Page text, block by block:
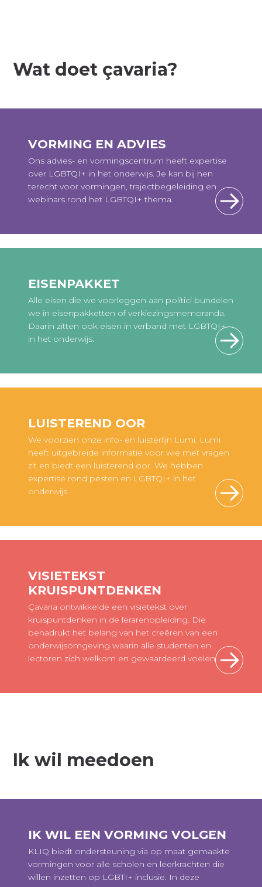
Wat doet çavaria?
VORMING EN ADVIES
Ons advies- en vormingscentrum heeft expertise
over LGBTQI+ in het onderwijs. Je kan bij hen
terecht voor vormingen, trajectbegeleiding en
webinars rond het LGBTQI+ thema.
EISENPAKKET
Alle eisen die we voorleggen aan politici bundelen
we in eisenpakketten of verkiezingsmemoranda.
Daarin zitten ook eisen in verband met LGBTQI+
in het onderwijs.
LUISTEREND OOR
We voorzien onze info- en luisterlijn Lumi. Lumi
heeft uitgebreide informatie voor wie met vragen
zit en biedt een luisterend oor. We hebben
expertise rond pesten en LGBTQI+ in het
onderwijs.
VISIETEKST
KRUISPUNTDENKEN
Çavaria ontwikkelde een visietekst over
kruispuntdenken in de lerarenopleiding. Die
benadrukt het belang van het creëren van een
onderwijsomgeving waarin alle studenten en
lectoren zich welkom en gewaardeerd voelen.
Ik wil meedoen
IK WIL EEN VORMING VOLGEN
KLIQ biedt ondersteuning via op maat gemaakte
vormingen voor alle scholen en leerkrachten die
willen inzetten op LGBTI+ inclusie. In deze